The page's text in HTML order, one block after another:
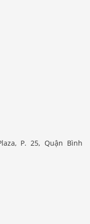
P. 25, Quận Bình